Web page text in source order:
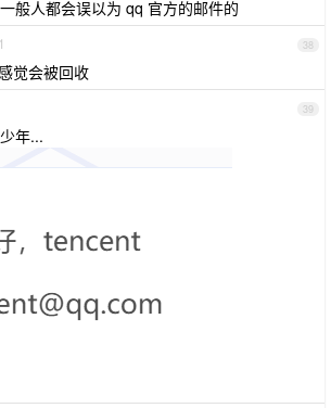
般人都会误以为 qq 官方的邮件的
38
觉会被回收
39
年...